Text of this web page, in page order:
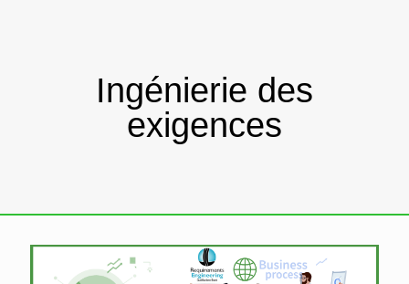
Ingénierie des
exigences